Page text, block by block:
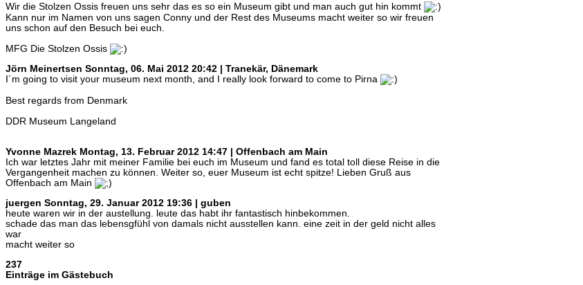
Wir die Stolzen Ossis freuen uns sehr das es so ein Museum gibt und man auch gut hin kommt
Kann nur im Namen von uns sagen Conny und der Rest des Museums macht weiter so wir freuen
uns schon auf den Besuch bei euch.
MFG Die Stolzen Ossis
Jörn Meinertsen Sonntag, 06. Mai 2012 20:42 | Tranekär, Dänemark
I´m going to visit your museum next month, and I really look forward to come to Pirna
Best regards from Denmark
DDR Museum Langeland
Yvonne Mazrek Montag, 13. Februar 2012 14:47 | Offenbach am Main
Ich war letztes Jahr mit meiner Familie bei euch im Museum und fand es total toll diese Reise in die
Vergangenheit machen zu können. Weiter so, euer Museum ist echt spitze! Lieben Gruß aus
Offenbach am Main
juergen Sonntag, 29. Januar 2012 19:36 | guben
heute waren wir in der austellung. leute das habt ihr fantastisch hinbekommen.
schade das man das lebensgfühl von damals nicht ausstellen kann. eine zeit in der geld nicht alles
war
macht weiter so
237
Einträge im Gästebuch